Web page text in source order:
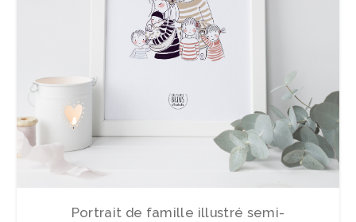
Portrait de famille illustré semi-